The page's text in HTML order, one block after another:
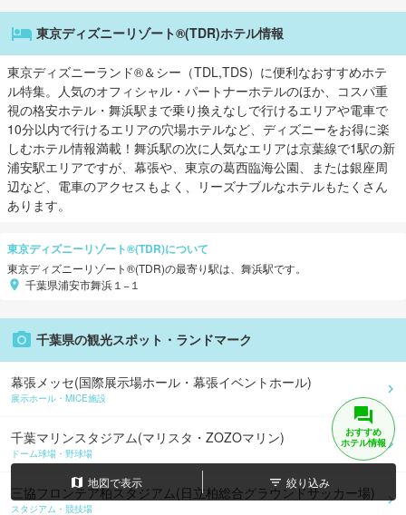
東京ディズニーリゾート®(TDR)ホテル情報
東京ディズニーランド®＆シー（TDL,TDS）に便利なおすすめホテ
ル特集。人気のオフィシャル・パートナーホテルのほか、コスパ重
視の格安ホテル・舞浜駅まで乗り換えなしで行けるエリアや電車で
10分以内で行けるエリアの穴場ホテルなど、ディズニーをお得に楽
しむホテル情報満載！舞浜駅の次に人気なエリアは京葉線で1駅の新
浦安駅エリアですが、幕張や、東京の葛西臨海公園、または銀座周
辺など、電車のアクセスもよく、リーズナブルなホテルもたくさん
あります。
東京ディズニーリゾート®(TDR)について
東京ディズニーリゾート®(TDR)の最寄り駅は、 舞浜駅です。
千葉県浦安市舞浜１−１
千葉県の観光スポット・ランドマーク
幕張メッセ(国際展示場ホール・幕張イベントホール)
展示ホール・MICE施設
千葉マリンスタジアム(マリスタ・ZOZOマリン)
ドーム球場・野球場
三協フロンテア柏スタジアム(日立柏総合グラウンドサッカー場)
スタジアム・競技場
おすすめ
ホテル情報
地図で表示 絞り込み